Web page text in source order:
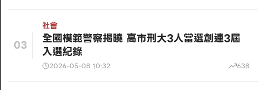
03
社會
全國模範警察揭曉 高市刑大3人當選創連3屆
入選紀錄
2026-05-08 10:32 638